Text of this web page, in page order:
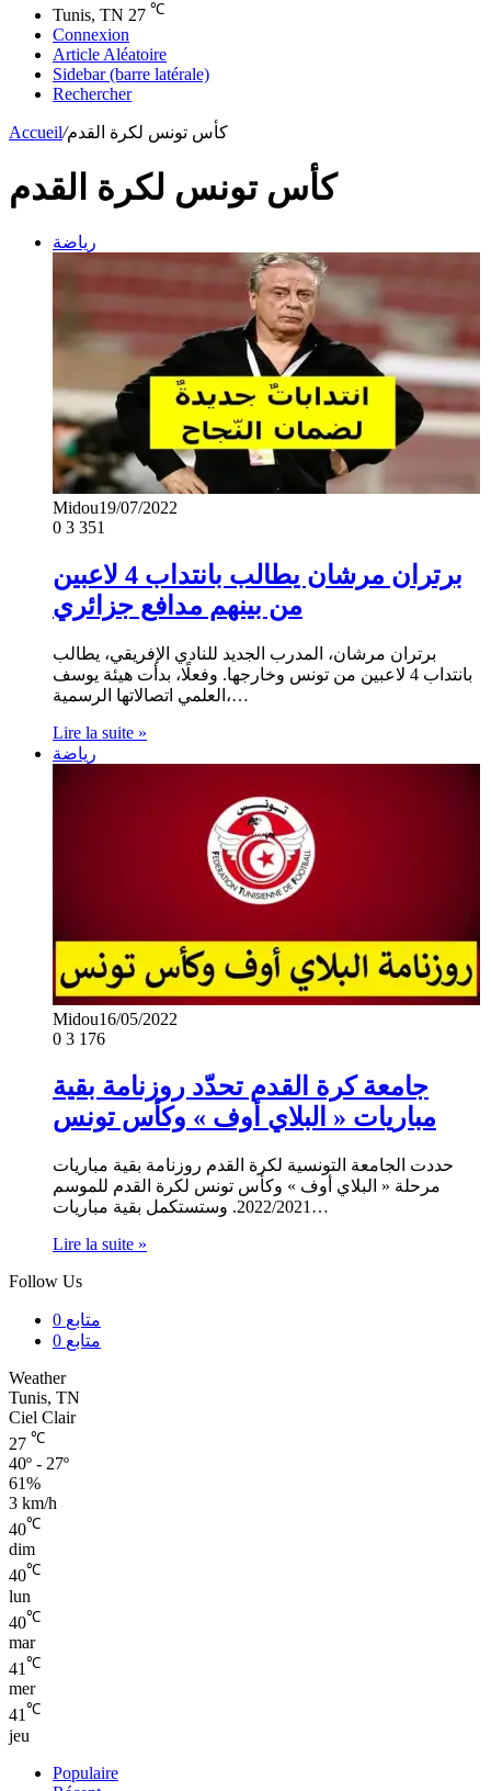
Tunis, TN 27 ℃
Connexion
Article Aléatoire
Sidebar (barre latérale)
Rechercher
Accueil/كأس تونس لكرة القدم
كأس تونس لكرة القدم
رياضة
Midou19/07/2022
0 3 351
برتران مرشان يطالب بانتداب 4 لاعبين
من بينهم مدافع جزائري
برتران مرشان، المدرب الجديد للنادي الإفريقي، يطالب
بانتداب 4 لاعبين من تونس وخارجها. وفعلًا، بدأت هيئة يوسف
العلمي اتصالاتها الرسمية،…
Lire la suite »
رياضة
Midou16/05/2022
0 3 176
جامعة كرة القدم تحدّد روزنامة بقية
مباريات « البلاي أوف » وكأس تونس
حددت الجامعة التونسية لكرة القدم روزنامة بقية مباريات
مرحلة « البلاي أوف » وكأس تونس لكرة القدم للموسم
2022/2021. وستستكمل بقية مباريات…
Lire la suite »
Follow Us
0 متابع
0 متابع
Weather
Tunis, TN
Ciel Clair
27 ℃
40º - 27º
61%
3 km/h
40℃
dim
40℃
lun
40℃
mar
41℃
mer
41℃
jeu
Populaire